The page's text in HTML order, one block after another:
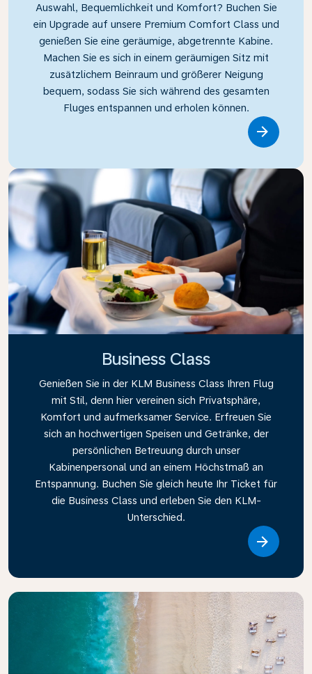
Auswahl, Bequemlichkeit und Komfort? Buchen Sie
ein Upgrade auf unsere Premium Comfort Class und
genießen Sie eine geräumige, abgetrennte Kabine.
Machen Sie es sich in einem geräumigen Sitz mit
zusätzlichem Beinraum und größerer Neigung
bequem, sodass Sie sich während des gesamten
Fluges entspannen und erholen können.
Business Class
Genießen Sie in der KLM Business Class Ihren Flug
mit Stil, denn hier vereinen sich Privatsphäre,
Komfort und aufmerksamer Service. Erfreuen Sie
sich an hochwertigen Speisen und Getränke, der
persönlichen Betreuung durch unser
Kabinenpersonal und an einem Höchstmaß an
Entspannung. Buchen Sie gleich heute Ihr Ticket für
die Business Class und erleben Sie den KLM-
Unterschied.